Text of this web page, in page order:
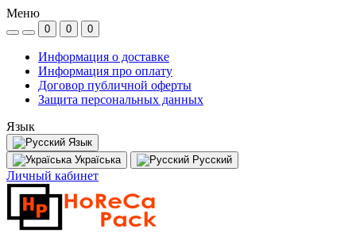
Меню
0 0 0
Информация о доставке
Информация про оплату
Договор публичной оферты
Защита персональных данных
Язык
Язык
Україська
Русский
Личный кабинет